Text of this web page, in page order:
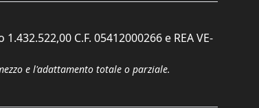
C.F. 05412000266 e REA VE-
e l'adattamento totale o parziale.